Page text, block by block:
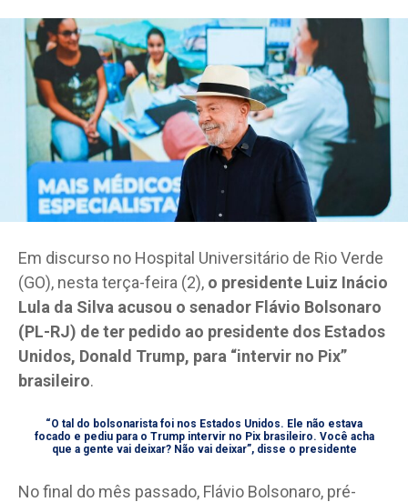
Em discurso no Hospital Universitário de Rio Verde
(GO), nesta terça-feira (2), o presidente Luiz Inácio
Lula da Silva acusou o senador Flávio Bolsonaro
(PL-RJ) de ter pedido ao presidente dos Estados
Unidos, Donald Trump, para “intervir no Pix”
brasileiro.
“O tal do bolsonarista foi nos Estados Unidos. Ele não estava
focado e pediu para o Trump intervir no Pix brasileiro. Você acha
que a gente vai deixar? Não vai deixar”, disse o presidente
No final do mês passado, Flávio Bolsonaro, pré-